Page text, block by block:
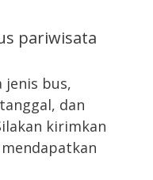
pariwisata
jenis bus,
dan
kirimkan